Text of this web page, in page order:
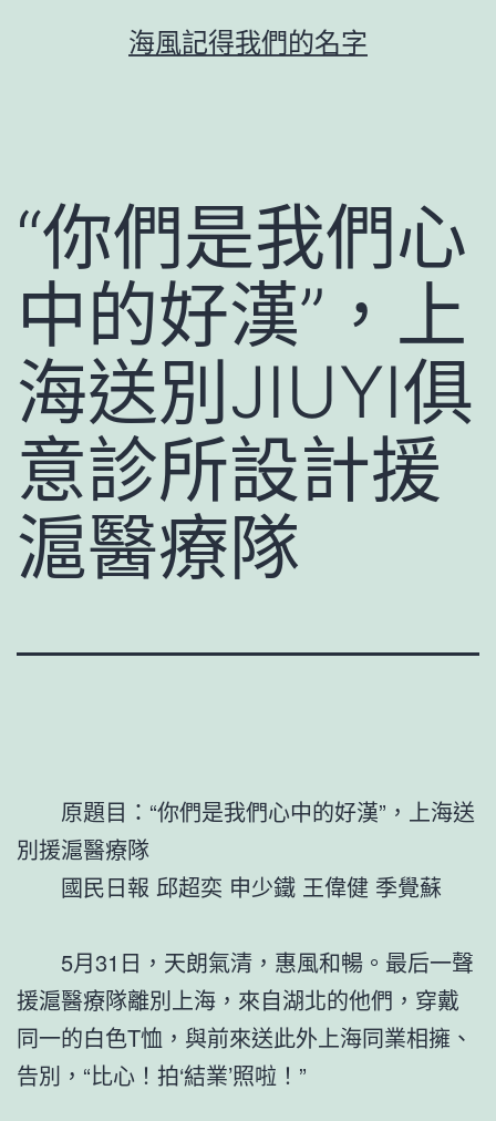
海風記得我們的名字
“你們是我們心
中的好漢”，上
海送別JIUYI俱
意診所設計援
滬醫療隊
原題目：“你們是我們心中的好漢”，上海送
別援滬醫療隊
國民日報 邱超奕 申少鐵 王偉健 季覺蘇
5月31日，天朗氣清，惠風和暢。最后一聲
援滬醫療隊離別上海，來自湖北的他們，穿戴
同一的白色T恤，與前來送此外上海同業相擁、
告別，“比心！拍‘結業’照啦！”